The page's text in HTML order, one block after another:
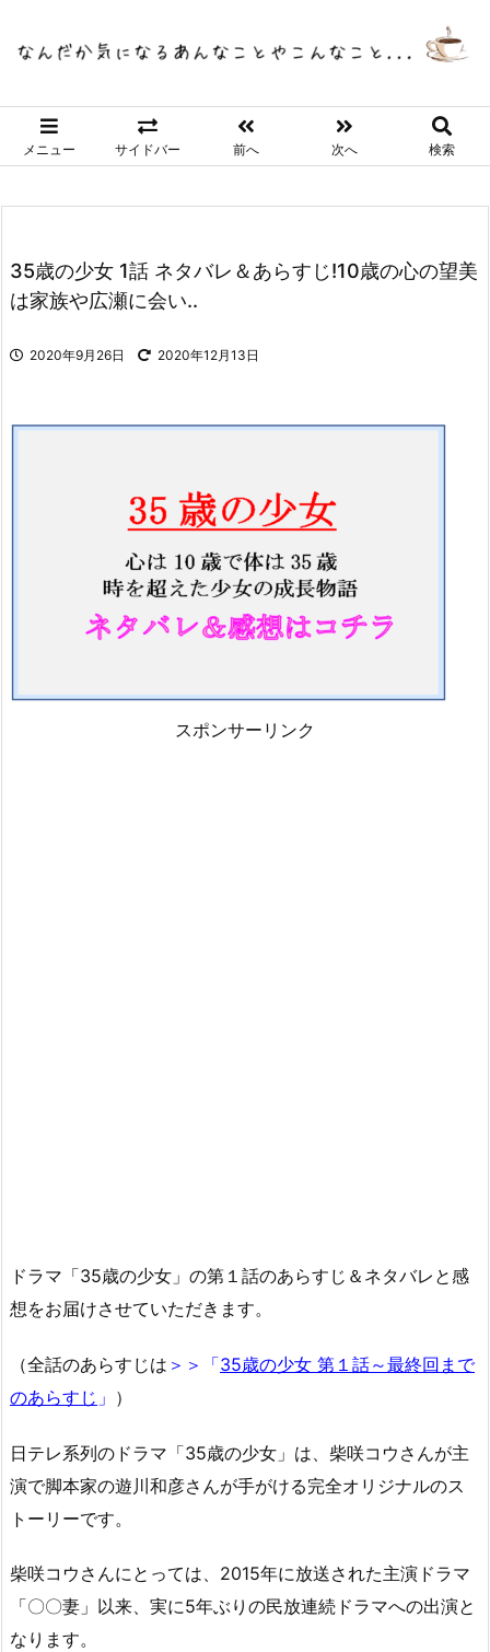
メニュー サイドバー 前へ 次へ 検索
35歳の少女 1話 ネタバレ＆あらすじ!10歳の心の望美
は家族や広瀬に会い..
2020年9月26日 2020年12月13日
スポンサーリンク
ドラマ「35歳の少女」の第１話のあらすじ＆ネタバレと感
想をお届けさせていただきます。
（全話のあらすじは ＞＞「35歳の少女 第１話～最終回まで
のあらすじ 」 ）
日テレ系列のドラマ「35歳の少女」は、柴咲コウさんが主
演で脚本家の遊川和彦さんが手がける完全オリジナルのス
トーリーです。
柴咲コウさんにとっては、2015年に放送された主演ドラマ
「〇〇妻」以来、実に5年ぶりの民放連続ドラマへの出演と
なります。